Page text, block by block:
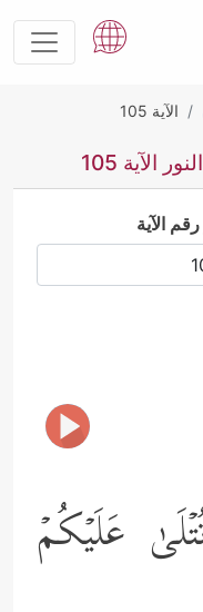
الآية 105
105
الآية
عَلَیۡكُمۡ